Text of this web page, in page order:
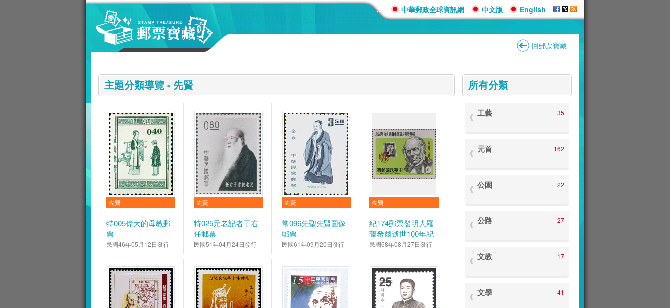
::: 中華郵政全球資訊網 中文版 English
回郵票寶藏
主題分類導覽 - 先賢
先賢
特005偉大的母教郵
票
民國46年05月12日發行
先賢
特025元老記者于右
任郵票
民國51年04月24日發行
先賢
常096先聖先賢圖像
郵票
民國61年09月20日發行
先賢
紀174郵票發明人羅
蘭希爾逝世100年紀
念郵票
民國68年08月27日發行
所有分類
工藝 35
元首 162
公園 22
公路 27
文教 17
文學 41